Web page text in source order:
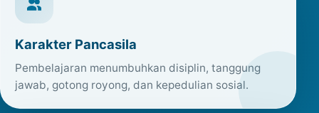
Karakter Pancasila
Pembelajaran menumbuhkan disiplin, tanggung
jawab, gotong royong, dan kepedulian sosial.